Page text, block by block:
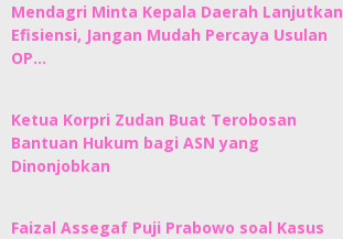
Mendagri Minta Kepala Daerah Lanjutkan
Efisiensi, Jangan Mudah Percaya Usulan
OP…
Ketua Korpri Zudan Buat Terobosan
Bantuan Hukum bagi ASN yang
Dinonjobkan
Faizal Assegaf Puji Prabowo soal Kasus